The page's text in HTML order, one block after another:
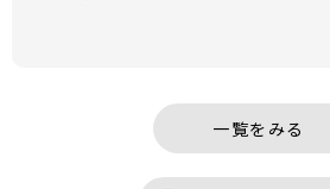
一覧をみる